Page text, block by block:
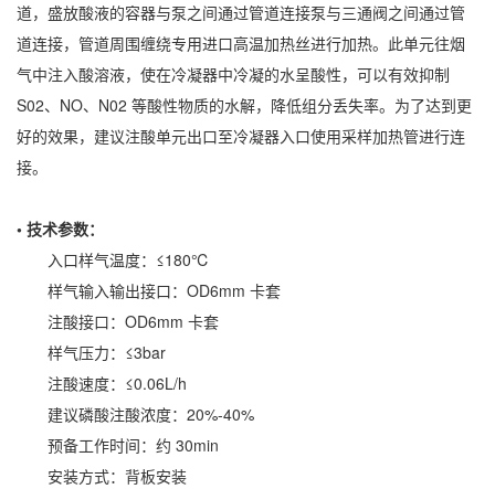
道，盛放酸液的容器与泵之间通过管道连接泵与三通阀之间通过管
道连接，管道周围缠绕专用进口高温加热丝进行加热。此单元往烟
气中注入酸溶液，使在冷凝器中冷凝的水呈酸性，可以有效抑制
S02、NO、N02 等酸性物质的水解，降低组分丢失率。为了达到更
好的效果，建议注酸单元出口至冷凝器入口使用采样加热管进行连
接。
• 技术参数：
入口样气温度：≤180℃
样气输入输出接口：OD6mm 卡套
注酸接口：OD6mm 卡套
样气压力：≤3bar
注酸速度：≤0.06L/h
建议磷酸注酸浓度：20%-40%
预备工作时间：约 30min
安装方式：背板安装